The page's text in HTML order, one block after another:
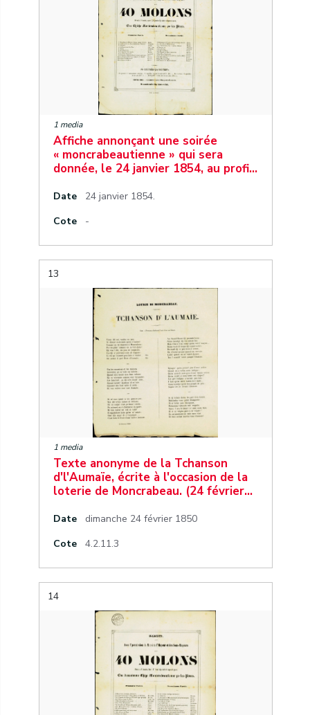
1 media
Affiche annonçant une soirée
« moncrabeautienne » qui sera
donnée, le 24 janvier 1854, au profi…
Date
24 janvier 1854.
Cote
-
13
1 media
Texte anonyme de la Tchanson
d'l'Aumaïe, écrite à l'occasion de la
loterie de Moncrabeau. (24 février…
Date
dimanche 24 février 1850
Cote
4.2.11.3
14